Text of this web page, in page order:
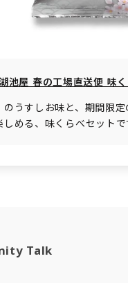
池屋 春の工場直送便 味
のうすしお味と、期間限
める、味くらべセット
Talk